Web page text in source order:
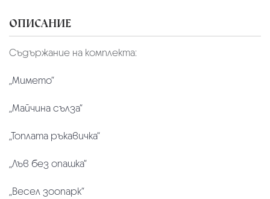
ОПИСАНИЕ
Съдържание на комплекта:
„Мимето“
„Майчина сълза“
„Топлата ръкавичка“
„Лъв без опашка“
„Весел зоопарк“